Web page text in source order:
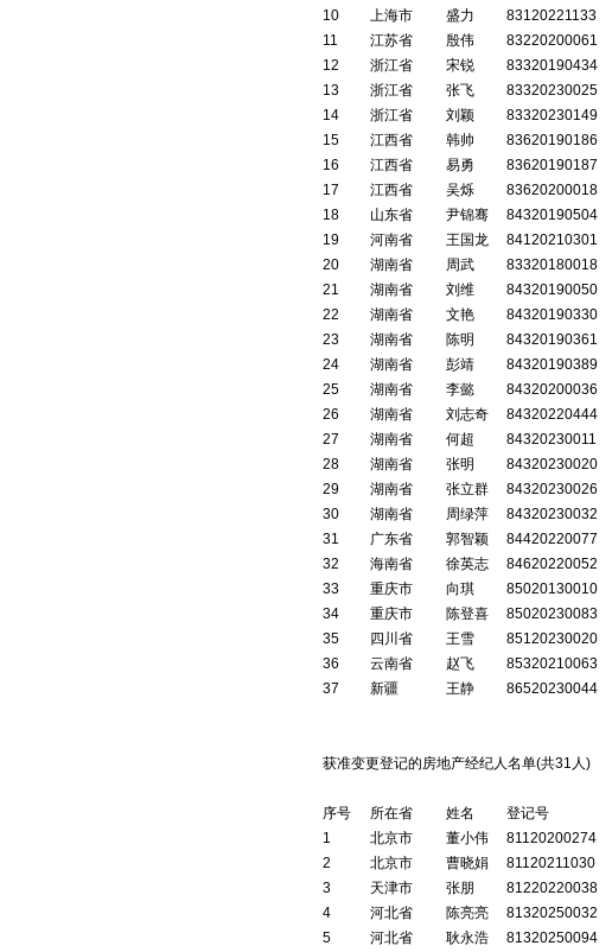
10
上海市 盛力 83120221133
11
江苏省 殷伟 83220200061
12
浙江省 宋锐 83320190434
13
浙江省 张飞 83320230025
14
浙江省 刘颖 83320230149
15
江西省 韩帅 83620190186
16
江西省 易勇 83620190187
17
江西省 吴烁 83620200018
18
山东省 尹锦骞 84320190504
19
河南省 王国龙 84120210301
20
湖南省 周武 83320180018
21
湖南省 刘维 84320190050
22
湖南省 文艳 84320190330
23
湖南省 陈明 84320190361
24
湖南省 彭靖 84320190389
25
湖南省 李懿 84320200036
26
湖南省 刘志奇 84320220444
27
湖南省 何超 84320230011
28
湖南省 张明 84320230020
29
湖南省 张立群 84320230026
30
湖南省 周绿萍 84320230032
31
广东省 郭智颖 84420220077
32
海南省 徐英志 84620220052
33
重庆市 向琪 85020130010
34
重庆市 陈登喜 85020230083
35
四川省 王雪 85120230020
36
云南省 赵飞 85320210063
37
新疆 王静 86520230044
获准变更登记的房地产经纪人名单(共31 人)
序号 所在省 姓名 登记号
1
北京市 董小伟 81120200274
2
北京市 曹晓娟 81120211030
3
天津市 张朋 81220220038
4
河北省 陈亮亮 81320250032
5
河北省 耿永浩 81320250094